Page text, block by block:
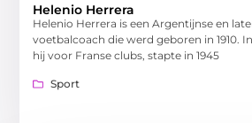
Helenio Herrera
Helenio Herrera is een Argentijnse en
voetbalcoach die werd geboren in 1910.
hij voor Franse clubs, stapte in 1945
Sport